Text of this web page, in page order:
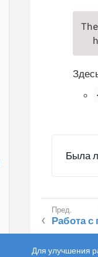
Была
Работа с
Для улучшения